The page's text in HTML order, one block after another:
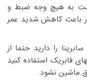
به هیچ وجه ضبط و
باعث کاهش شدید عمر
را دارید حتما از
فابریک استفاده کنید
ماشین نشود.